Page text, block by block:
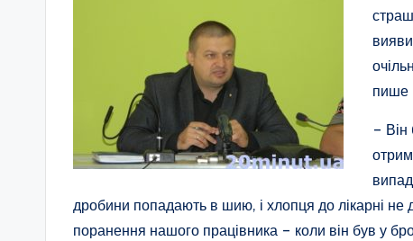
пише
– Він
дробини попадають в шию, і хлопця до лікарні
поранення нашого працівника – коли він був у